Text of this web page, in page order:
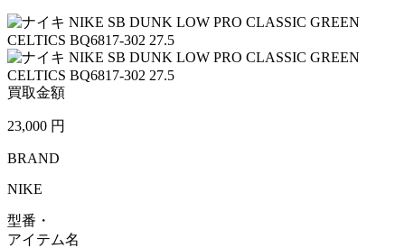
買取金額
23,000 円
BRAND
NIKE
型番・
アイテム名